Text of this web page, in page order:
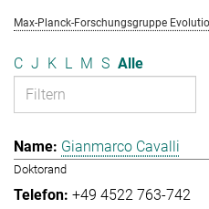
C J K L M S Alle
Gianmarco Cavalli
Doktorand
+49 4522 763-742